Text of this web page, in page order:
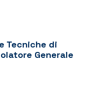
Tecniche di
Generale